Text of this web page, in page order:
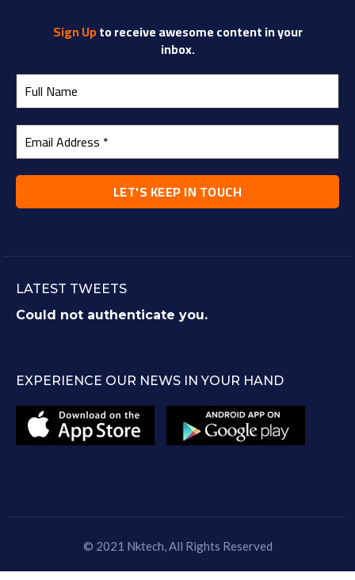
Sign Upto receive awesome content in your
inbox.
LATEST TWEETS
Could not authenticate you.
EXPERIENCE OUR NEWS IN YOUR HAND
© 2021 Nktech, All Rights Reserved